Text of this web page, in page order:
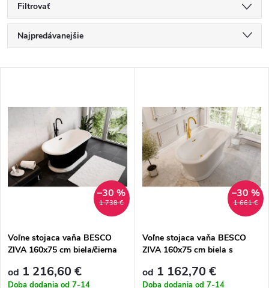
Filtrovať
R
a
e
n
i
p
r
Najpredávanejšie
Abecedne
ý
i
p
r
1 738 €
–30 %
Voľne stojaca vaňa BESCO
ZIVA 160x75 cm biela/čierna
podstavec
od 1 216,60 €
Doba dodania od 7-14
1 661 €
–30 %
Voľne stojaca vaňa BESCO
ZIVA 160x75 cm biela s
od 1 162,70 €
Doba dodania od 7-14